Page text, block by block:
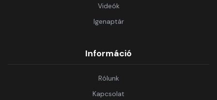
Videók
Igenaptár
Információ
Rólunk
Kapcsolat